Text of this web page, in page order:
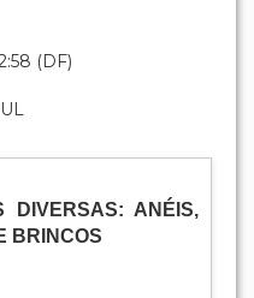
(DF)
DIVERSAS: ANÉIS,
BRINCOS